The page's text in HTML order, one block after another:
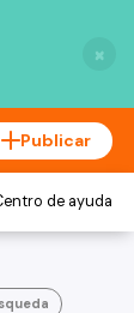
×
Publicar
de ayuda